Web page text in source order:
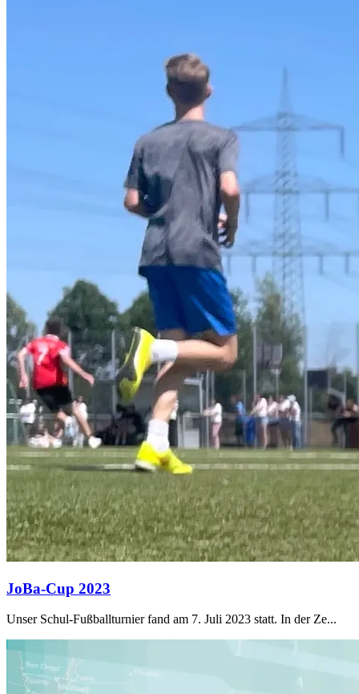
JoBa-Cup 2023
Unser Schul-Fußballturnier fand am 7. Juli 2023 statt. In der Ze...